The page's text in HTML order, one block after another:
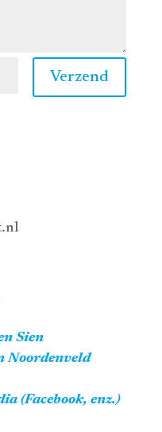
Verzend
Sien
Noordenveld
(Facebook, enz.)